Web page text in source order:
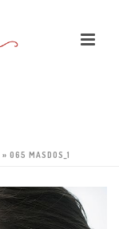
» 065 MASDOS_1